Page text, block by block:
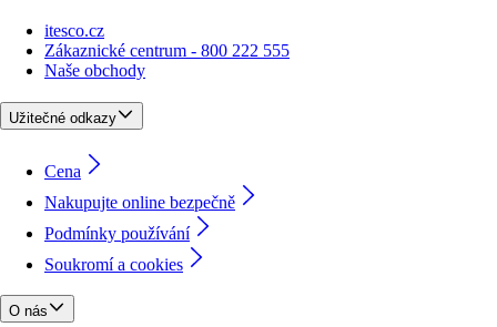
itesco.cz
Zákaznické centrum - 800 222 555
Naše obchody
Užitečné odkazy
Cena
Nakupujte online bezpečně
Podmínky používání
Soukromí a cookies
O nás